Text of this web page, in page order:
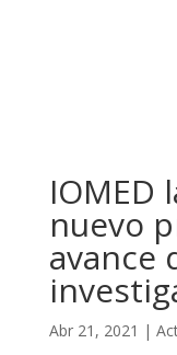
IOMED
nuevo
avance
Abr 21, 2021 |